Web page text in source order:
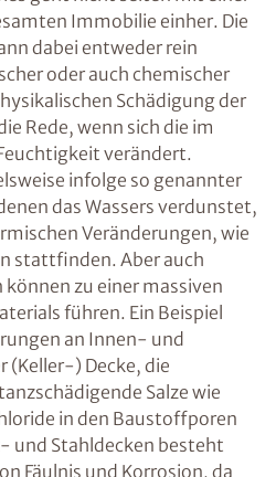
entdeckt und
dies langfristig
Bausubstanz
mit einer
Immobilie
kann dabei
biologischer
sein. Von einer
der Bausubstanz
sich die im Baustoff
verändert. Möglich
so genannter
das Wassers
von thermischen
z.B. in Frostperioden
chemische Reaktionen
Schädigung des
Beispiel hierfür sind